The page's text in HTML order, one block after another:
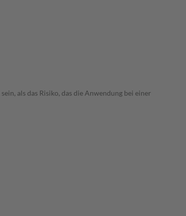
als das Risiko, das die Anwendung bei einer